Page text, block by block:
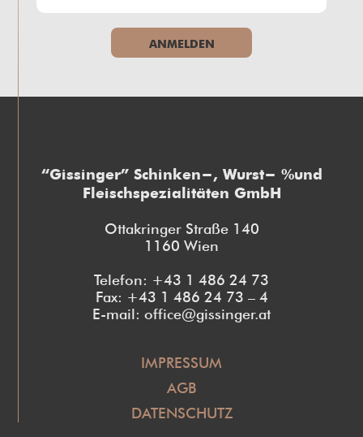
ANMELDEN
“Gissinger” Schinken-, Wurst- und
Fleischspezialitäten GmbH
Ottakringer Straße 140
1160 Wien
Telefon: +43 1 486 24 73
Fax: +43 1 486 24 73 – 4
E-mail: office@gissinger.at
IMPRESSUM
AGB
DATENSCHUTZ